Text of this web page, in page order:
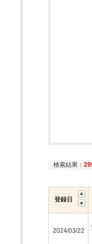
検索結果：
登録日
2024/03/22